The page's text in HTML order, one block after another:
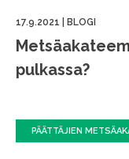
17.9.2021 BLOGI
pulkassa?
PÄÄTTÄJIEN